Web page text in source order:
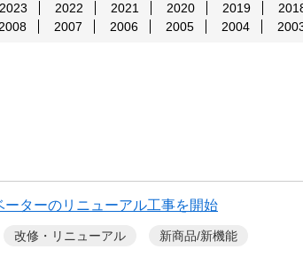
2023 2022 2021 2020 2019
2008 2007 2006 2005 2004
ターのリニューアル工事を開始
改修・リニューアル 新商品/新機能